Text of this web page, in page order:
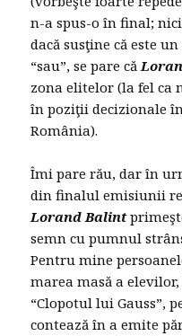
n-a spus-o în final;
dacă susţine că este
“sau”, se pare că
zona elitelor (la fel ca
în poziţii decizionale
România).
Îmi pare rău, dar în
din finalul emisiunii
Lorand Balint
semn cu pumnul
Pentru mine
marea masă a
“Clopotul lui Gauss”,
contează în a emite